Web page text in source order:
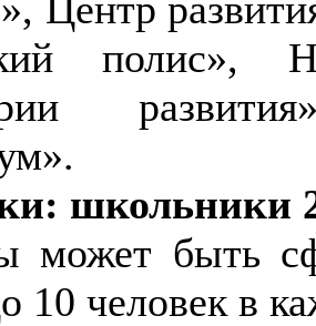
полис»,
школьники
может быть
10 человек в